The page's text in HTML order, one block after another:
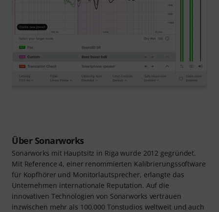
Über Sonarworks
Sonarworks mit Hauptsitz in Riga wurde 2012 gegründet.
Mit Reference 4, einer renommierten Kalibrierungssoftware
für Kopfhörer und Monitorlautsprecher, erlangte das
Unternehmen internationale Reputation. Auf die
innovativen Technologien von Sonarworks vertrauen
inzwischen mehr als 100.000 Tonstudios weltweit und auch